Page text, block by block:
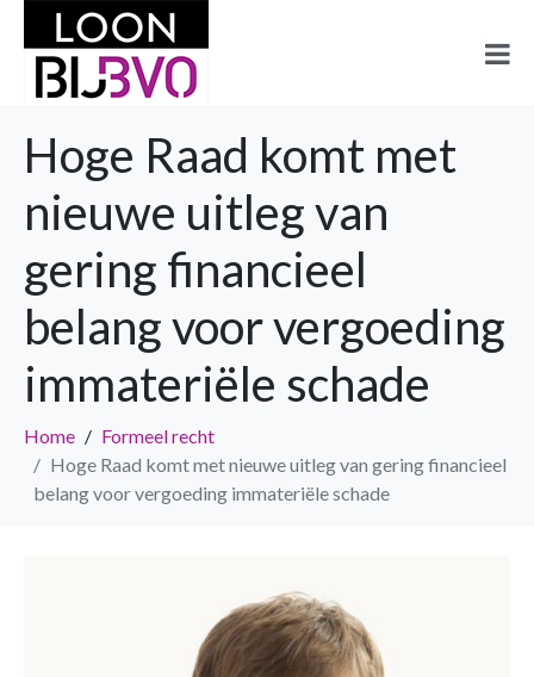
Hoge Raad komt met
nieuwe uitleg van
gering financieel
belang voor vergoeding
immateriële schade
Home
Formeel recht
Hoge Raad komt met nieuwe uitleg van gering financieel
belang voor vergoeding immateriële schade